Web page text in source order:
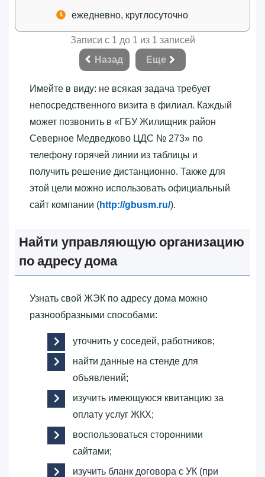
ежедневно, круглосуточно
Записи с 1 до 1 из 1 записей
Назад
Еще
Имейте в виду: не всякая задача требует
непосредственного визита в филиал. Каждый
может позвонить в «‎ГБУ Жилищник район
Северное Медведково ЦДС № 273»‎ по
телефону горячей линии из таблицы и
получить решение дистанционно. Также для
этой цели можно использовать официальный
сайт компании (http://gbusm.ru/).
Найти управляющую организацию
по адресу дома
Узнать свой ЖЭК по адресу дома можно
разнообразными способами:
уточнить у соседей, работников;
найти данные на стенде для
объявлений;
изучить имеющуюся квитанцию за
оплату услуг ЖКХ;
воспользоваться сторонними
сайтами;
изучить бланк договора с УК (при